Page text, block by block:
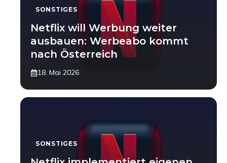
SONSTIGES
Netflix will Werbung weiter
ausbauen: Werbeabo kommt
nach Österreich
18. Mai 2026
SONSTIGES